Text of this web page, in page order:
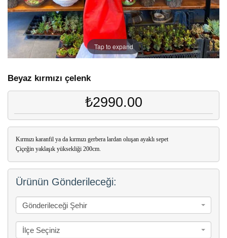
Tap to expand
Beyaz kırmızı çelenk
₺2990.00
Kırmızı karanfil ya da kırmızı gerbera lardan oluşan ayaklı sepet
Çiçeğin yaklaşık yüksekliği 200cm.
Ürünün Gönderileceği:
Gönderileceği Şehir
İlçe Seçiniz